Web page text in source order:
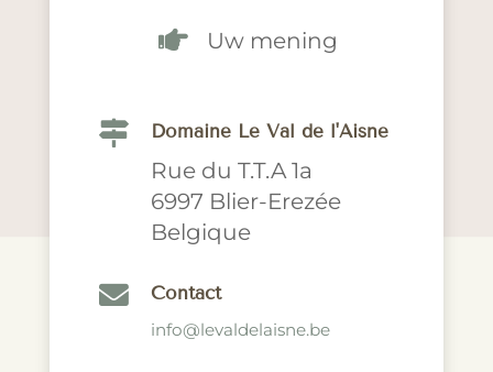
 Uw mening
 Domaine Le Val de l'Aisne
Rue du T.T.A 1a
6997 Blier-Erezée
Belgique
 Contact
info@levaldelaisne.be